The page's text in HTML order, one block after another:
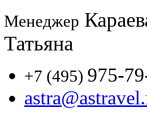
Менеджер
Татьяна
+7 (495) 975-